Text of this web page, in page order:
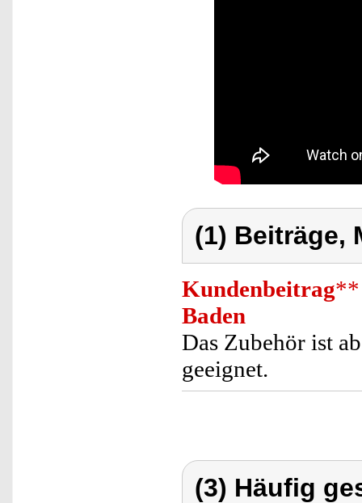
(1) Beiträge,
Kundenbeitrag**
Baden
Das Zubehör ist
geeignet.
(3) Häufig